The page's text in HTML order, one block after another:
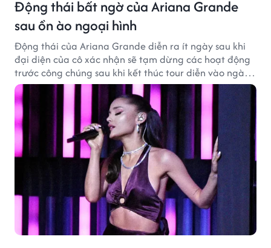
Động thái bất ngờ của Ariana Grande
sau ồn ào ngoại hình
Động thái của Ariana Grande diễn ra ít ngày sau khi
đại diện của cô xác nhận sẽ tạm dừng các hoạt động
trước công chúng sau khi kết thúc tour diễn vào ngày
1/9.